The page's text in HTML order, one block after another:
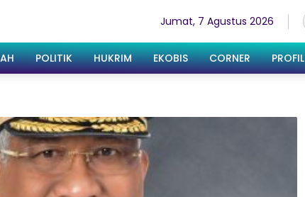
Jumat, 7 Agustus 2026
POLITIK HUKRIM EKOBIS CORNER PROFIL